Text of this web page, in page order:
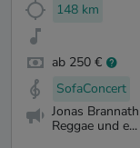
148 km
ab 250 €
SofaConcert
Jonas
Reggae und e...